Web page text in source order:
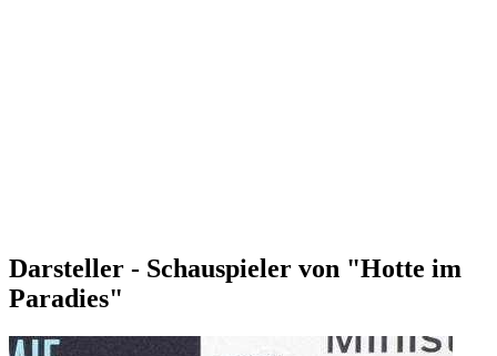
Darsteller - Schauspieler von "Hotte im
Paradies"